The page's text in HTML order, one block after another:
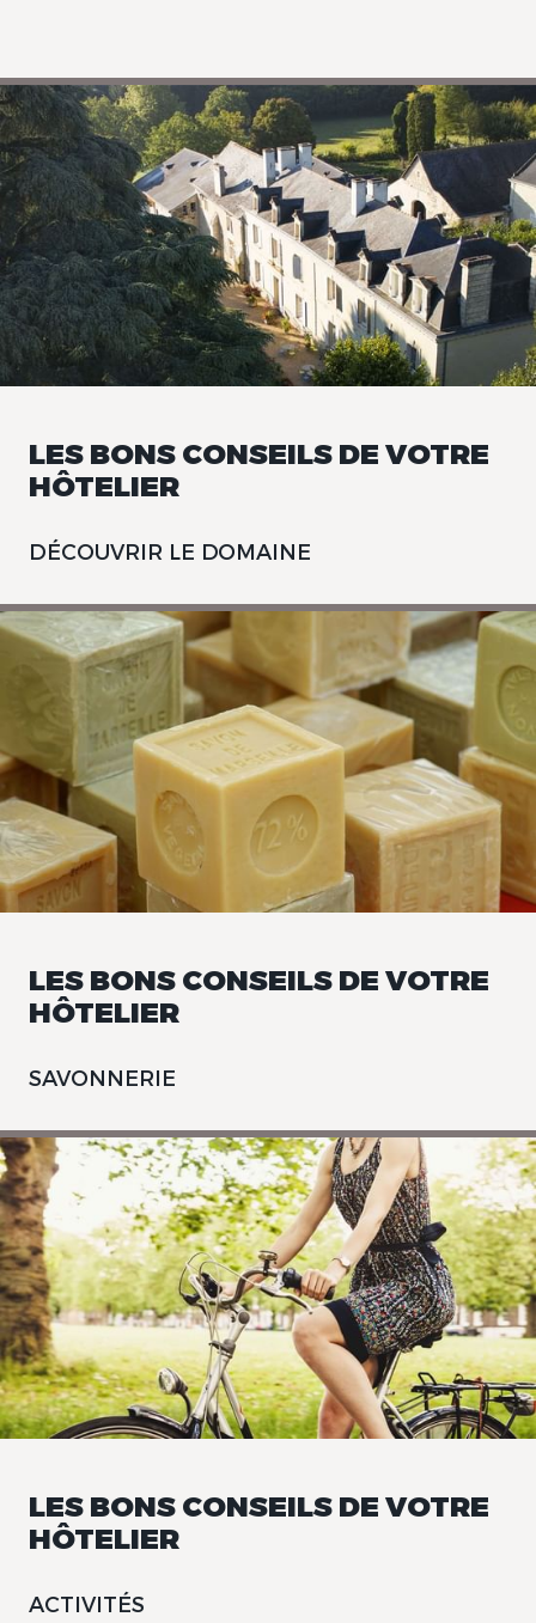
LES BONS CONSEILS DE VOTRE
HÔTELIER
DÉCOUVRIR LE DOMAINE
LES BONS CONSEILS DE VOTRE
HÔTELIER
SAVONNERIE
LES BONS CONSEILS DE VOTRE
HÔTELIER
ACTIVITÉS